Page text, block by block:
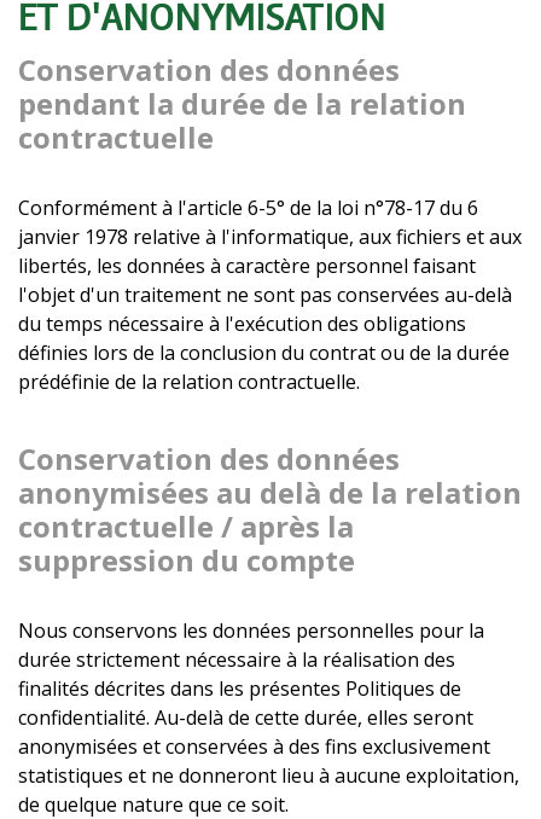
ET D'ANONYMISATION
Conservation des données
pendant la durée de la relation
contractuelle
Conformément à l'article 6-5° de la loi n°78-17 du 6
janvier 1978 relative à l'informatique, aux fichiers et aux
libertés, les données à caractère personnel faisant
l'objet d'un traitement ne sont pas conservées au-delà
du temps nécessaire à l'exécution des obligations
définies lors de la conclusion du contrat ou de la durée
prédéfinie de la relation contractuelle.
Conservation des données
anonymisées au delà de la relation
contractuelle / après la
suppression du compte
Nous conservons les données personnelles pour la
durée strictement nécessaire à la réalisation des
finalités décrites dans les présentes Politiques de
confidentialité. Au-delà de cette durée, elles seront
anonymisées et conservées à des fins exclusivement
statistiques et ne donneront lieu à aucune exploitation,
de quelque nature que ce soit.